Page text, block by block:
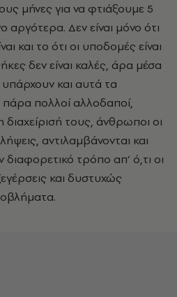
μήνες για να φτιάξουμε 5
αργότερα. Δεν είναι μόνο ότι
και το ότι οι υποδομές είναι
δεν είναι καλές, άρα μέσα
και αυτά τα
πολλοί αλλοδαποί,
τους, άνθρωποι οι
αντιλαμβάνονται και
τρόπο απ’ ό,τι οι
και δυστυχώς